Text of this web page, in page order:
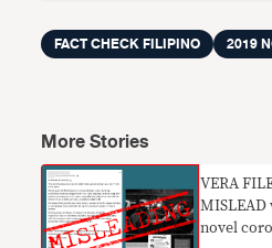
FACT CHECK FILIPINO 2019
More Stories
VERA
MISLEAD
novel